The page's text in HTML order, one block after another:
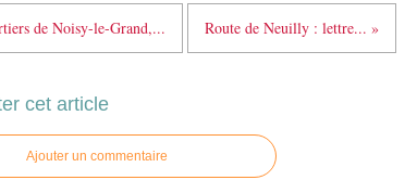
de Noisy-le-Grand,... Route de Neuilly : lettre... »
cet article
Ajouter un commentaire